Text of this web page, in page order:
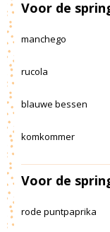
Voor de
manchego
rucola
blauwe bessen
komkommer
Voor de
rode puntpaprika